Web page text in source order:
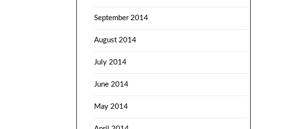
September 2014
August 2014
July 2014
June 2014
May 2014